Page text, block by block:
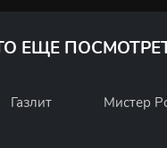
ЕЩЕ
Газлит Мистер